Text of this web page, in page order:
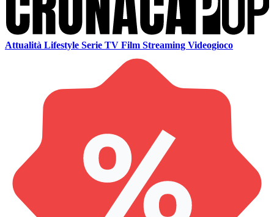
Attualità Lifestyle Serie TV Film Streaming Videogioco